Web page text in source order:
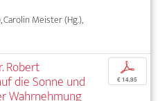
Carolin Meister (Hg.),
Robert
die Sonne und
p
€ 14,95